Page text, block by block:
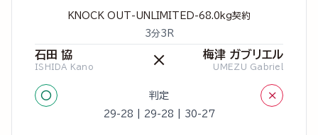
KNOCK OUT-UNLIMITED-68.0kg契約
3分3R
石田 協
ISHIDA Kano × 梅津 ガブリエル
UMEZU Gabriel
○ 判定 ×
29-28 | 29-28 | 30-27